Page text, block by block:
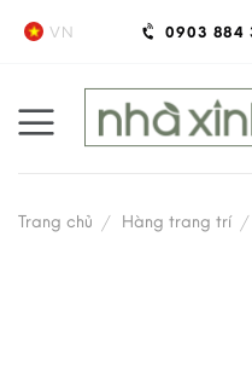
Skip
VN 0903 884
Trang chủ / Hàng trang trí /